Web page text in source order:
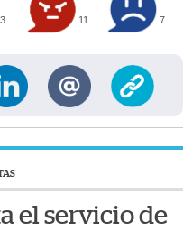
3 11 7
el servicio de